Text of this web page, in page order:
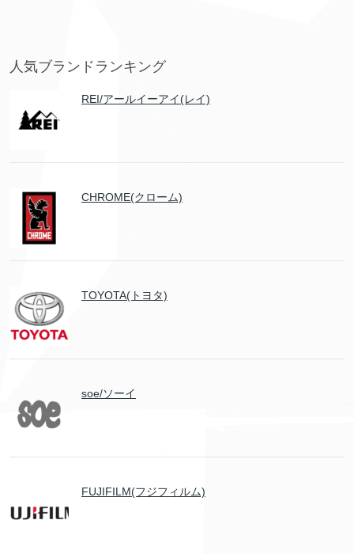
人気ブランドランキング
REI/アールイーアイ(レイ)
CHROME(クローム)
TOYOTA(トヨタ)
soe/ソーイ
FUJIFILM(フジフィルム)